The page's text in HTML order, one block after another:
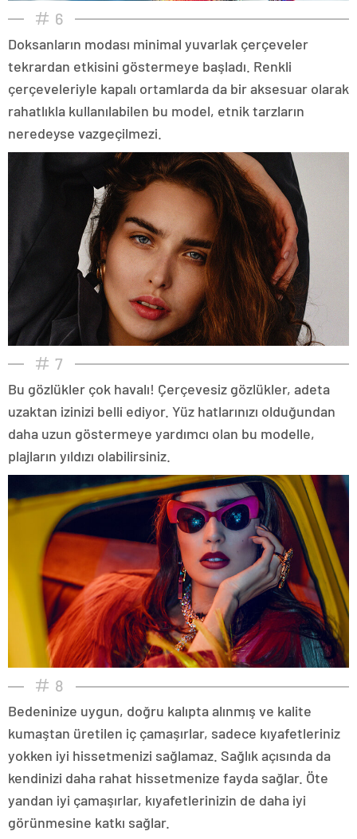
6
Doksanların modası minimal yuvarlak çerçeveler
tekrardan etkisini göstermeye başladı. Renkli
çerçeveleriyle kapalı ortamlarda da bir aksesuar olarak
rahatlıkla kullanılabilen bu model, etnik tarzların
neredeyse vazgeçilmezi.
7
Bu gözlükler çok havalı! Çerçevesiz gözlükler, adeta
uzaktan izinizi belli ediyor. Yüz hatlarınızı olduğundan
daha uzun göstermeye yardımcı olan bu modelle,
plajların yıldızı olabilirsiniz.
8
Bedeninize uygun, doğru kalıpta alınmış ve kalite
kumaştan üretilen iç çamaşırlar, sadece kıyafetleriniz
yokken iyi hissetmenizi sağlamaz. Sağlık açısında da
kendinizi daha rahat hissetmenize fayda sağlar. Öte
yandan iyi çamaşırlar, kıyafetlerinizin de daha iyi
görünmesine katkı sağlar.